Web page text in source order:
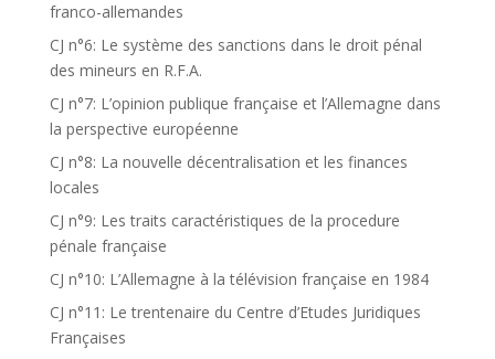
franco-allemandes
CJ n°6: Le système des sanctions dans le droit pénal
des mineurs en R.F.A.
CJ n°7: L’opinion publique française et l’Allemagne dans
la perspective européenne
CJ n°8: La nouvelle décentralisation et les finances
locales
CJ n°9: Les traits caractéristiques de la procedure
pénale française
CJ n°10: L’Allemagne à la télévision française en 1984
CJ n°11: Le trentenaire du Centre d’Etudes Juridiques
Françaises